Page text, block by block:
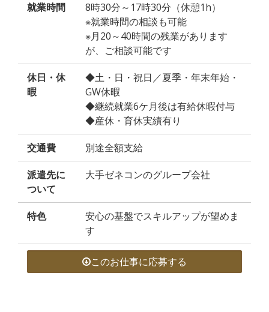
就業時間
8時30分～17時30分（休憩1h）
※就業時間の相談も可能
※月20～40時間の残業があります
が、ご相談可能です
休日・休
暇
◆土・日・祝日／夏季・年末年始・
GW休暇
◆継続就業6ケ月後は有給休暇付与
◆産休・育休実績有り
交通費 別途全額支給
派遣先に
ついて
大手ゼネコンのグループ会社
特色
安心の基盤でスキルアップが望めま
す
このお仕事に応募する